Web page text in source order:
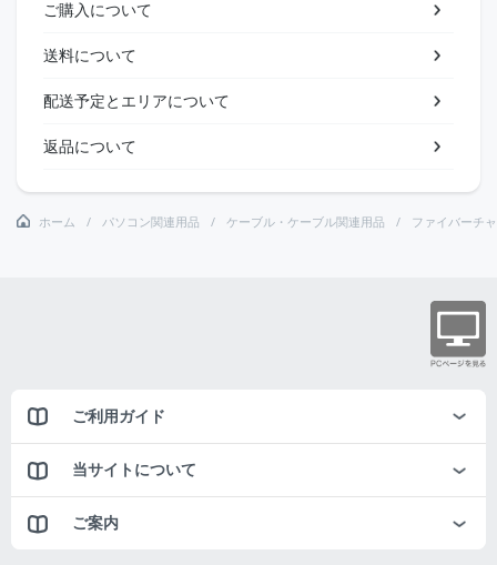
ご購入について
送料について
配送予定とエリアについて
返品について
ホーム パソコン関連用品 ケーブル・ケーブル関連用品 ファイバーチ
ご利用ガイド
当サイトについて
ご案内